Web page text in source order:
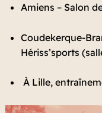
Amiens – Salon
Coudekerque-
Hériss’sports
À Lille,